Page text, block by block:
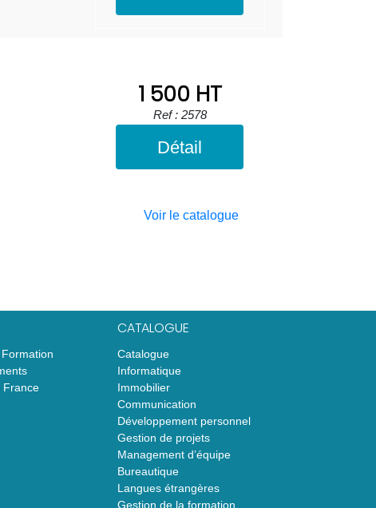
1 500 HT
Ref : 2578
Détail
Voir le catalogue
France
CATALOGUE
Catalogue
Informatique
Immobilier
Communication
Développement personnel
Gestion de projets
Management d’équipe
Bureautique
Langues étrangères
Gestion de la formation